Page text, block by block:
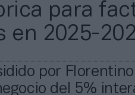
para
en 2025-
por
del 5%